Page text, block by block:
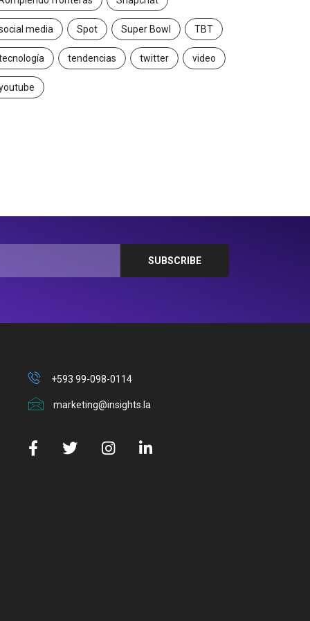
media Spot Super Bowl TBT
tendencias twitter video
+593 99-098-0114
marketing@insights.la